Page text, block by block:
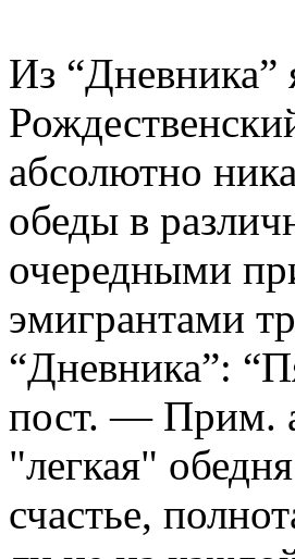
Из “Дневника”
абсолютно
обеды в
очередными
эмигрантами
“Дневника”:
пост. — Прим.
"легкая"
счастье,